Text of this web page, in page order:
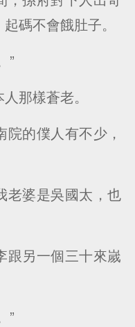
碼不會餓肚子。
”
那樣蒼老。
的僕人有不少，
老婆是吳國太，也
跟另一個三十來嵗
”